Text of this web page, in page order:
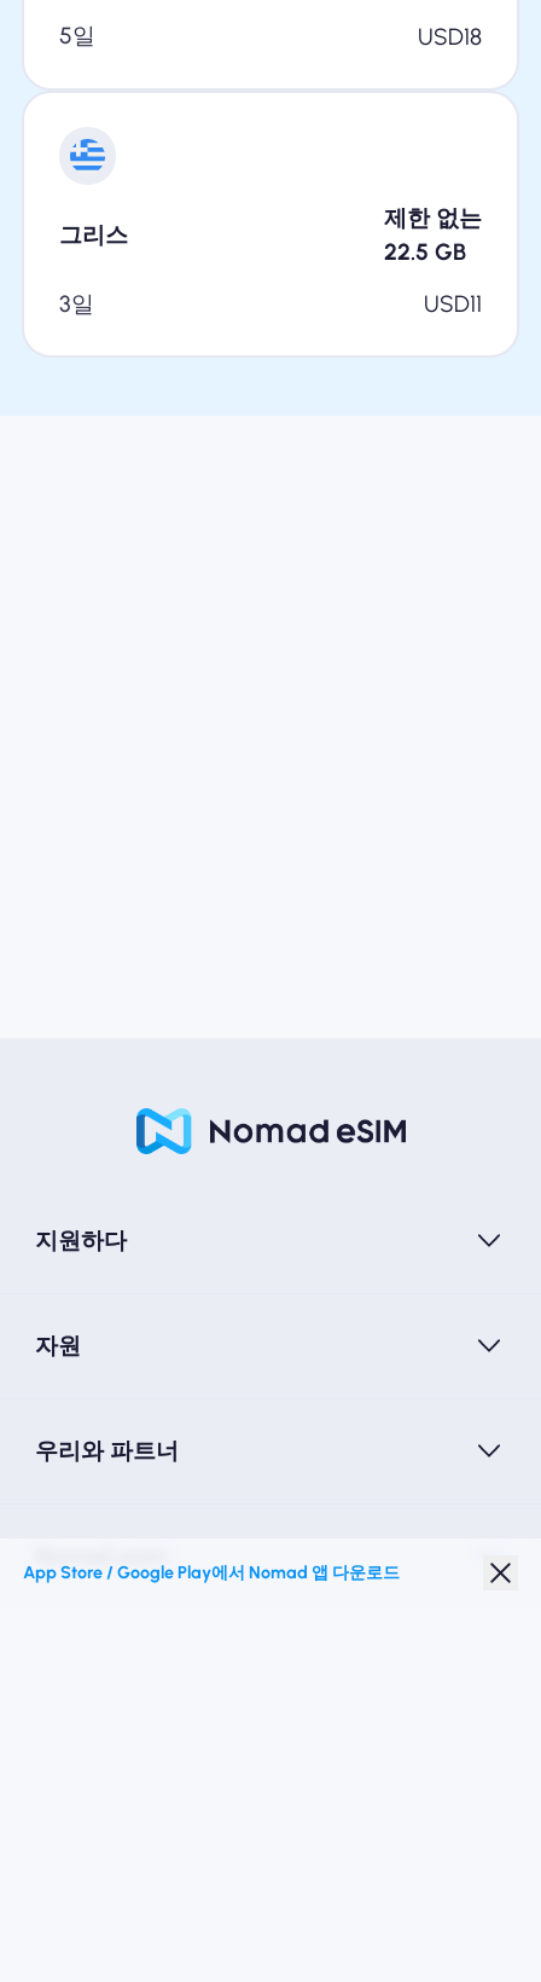
5일
USD18
그리스
제한 없는
22.5 GB
3일
USD11
지원하다
자원
우리와 파트너
App Store / Google Play에서 Nomad 앱 다운로드